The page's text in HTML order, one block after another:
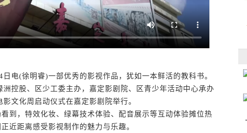
(徐明睿)一部优秀的影视作品，犹如一本鲜活的教科书。
洲控股、区少工委主办，嘉定影剧院、区青少年活动中心承办
文化周启动仪式在嘉定影剧院举行。
，特效化妆、绿幕技术体验、配音展示等互动体验摊位热
近距离感受影视制作的魅力与乐趣。